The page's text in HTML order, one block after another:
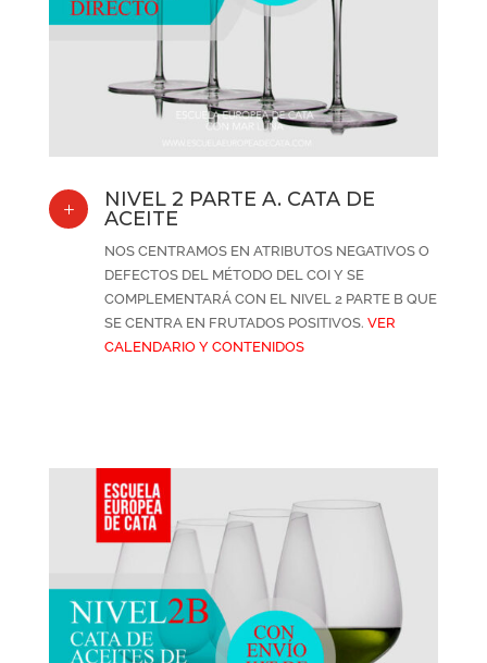
L
NIVEL 2 PARTE A. CATA DE
ACEITE
NOS CENTRAMOS EN ATRIBUTOS NEGATIVOS O
DEFECTOS DEL MÉTODO DEL COI Y SE
COMPLEMENTARÁ CON EL NIVEL 2 PARTE B QUE
SE CENTRA EN FRUTADOS POSITIVOS. VER
CALENDARIO Y CONTENIDOS